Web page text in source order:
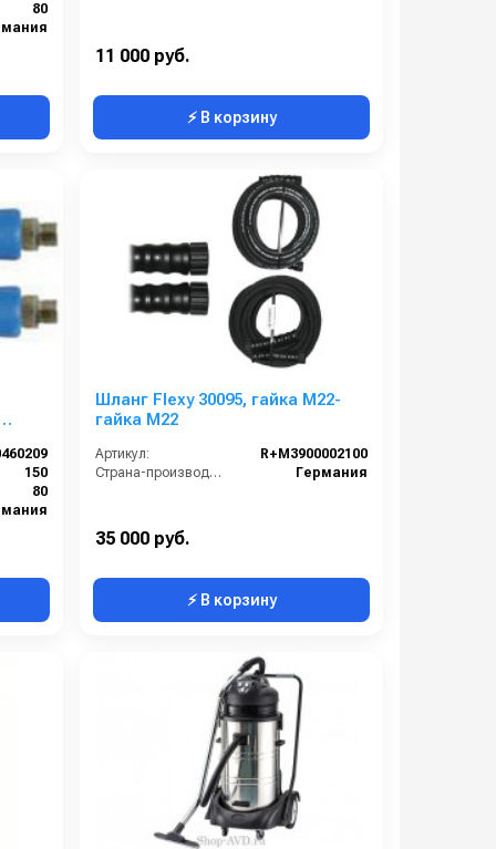
80
11 000 руб.
⚡ В корзину
150
80
Шланг Flexy 30095, гайка М22-
гайка М22
Артикул:
R+M3900002100
Страна-производитель:
Германия
35 000 руб.
⚡ В корзину